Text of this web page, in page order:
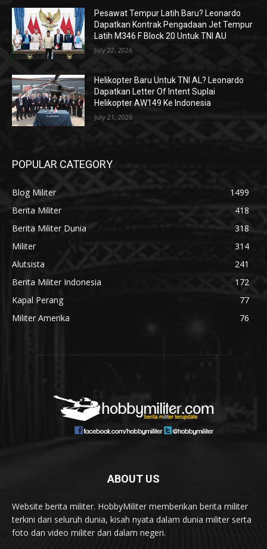
Pesawat Tempur Latih Baru? Leonardo
Dapatkan Kontrak Pengadaan Jet Tempur
Latih M346 F Block 20 Untuk TNI AU
July 22, 2026
Helikopter Baru Untuk TNI AL? Leonardo
Dapatkan Letter Of Intent Suplai
Helikopter AW149 Ke Indonesia
July 21, 2026
POPULAR CATEGORY
Blog Militer
1499
Berita Militer
418
Berita Militer Dunia
318
Militer
314
Alutsista
241
Berita Militer Indonesia
172
Kapal Perang
77
Militer Amerika
76
ABOUT US
Website berita militer. HobbyMiliter memberikan berita militer
terkini dari seluruh dunia, kisah nyata dalam dunia militer serta
foto dan video militer dari dalam negeri.